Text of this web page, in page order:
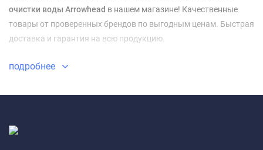
очистки воды Arrowhead в нашем магазине! Качественные
товары от проверенных брендов по выгодным ценам. Быстрая
доставка и гарантия на всю продукцию.
подробнее